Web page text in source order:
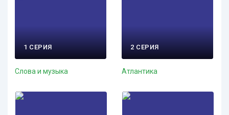
1 СЕРИЯ
Слова и музыка
2 СЕРИЯ
Атлантика